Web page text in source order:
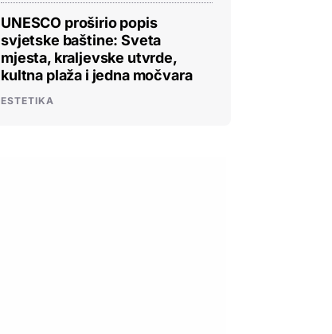
UNESCO proširio popis
svjetske baštine: Sveta
mjesta, kraljevske utvrde,
kultna plaža i jedna močvara
ESTETIKA